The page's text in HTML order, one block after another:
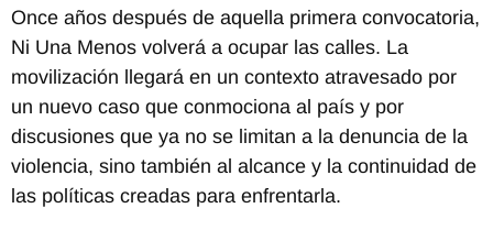
Once años después de aquella primera convocatoria,
Ni Una Menos volverá a ocupar las calles. La
movilización llegará en un contexto atravesado por
un nuevo caso que conmociona al país y por
discusiones que ya no se limitan a la denuncia de la
violencia, sino también al alcance y la continuidad de
las políticas creadas para enfrentarla.